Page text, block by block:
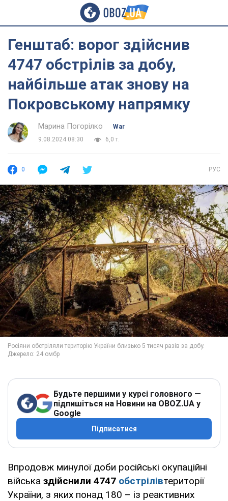
Генштаб: ворог здійснив
4747 обстрілів за добу,
найбільше атак знову на
Покровському напрямку
Марина Погорілко
War
9.08.2024 08:30
6,0 т.
0 РУС
Будьте першими у курсі головного —
підпишіться на Новини на OBOZ.UA у
Google
Підписатися
Впродовж минулої доби російські окупаційні
війська здійснили 4747 обстрілівтериторії
України, з яких понад 180 – із реактивних